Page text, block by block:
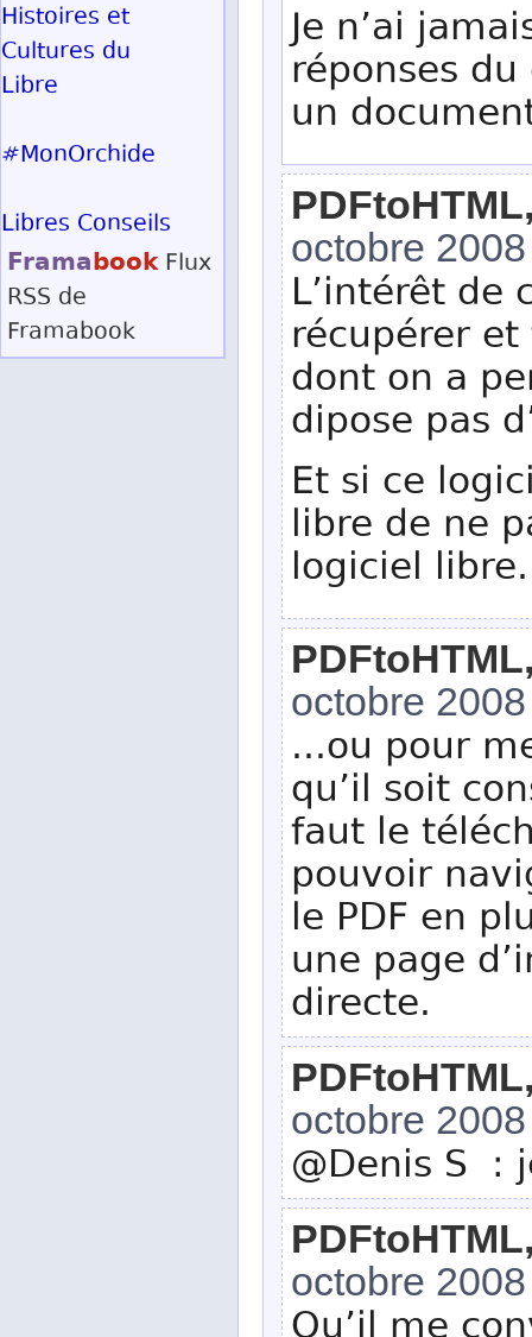
Je n’ai
réponses
un
octobre 2008
L’intérêt de
récupérer
dont on a
dipose pas
Et si ce
libre de ne
logiciel libre.
octobre
...ou pour
qu’il soit
faut le
pouvoir
le PDF en
une page
directe.
octobre 2008
@Denis S :
octobre
Histoires et
Cultures du
Libre
#MonOrchide
Libres Conseils
Framabook Flux
RSS de
Framabook